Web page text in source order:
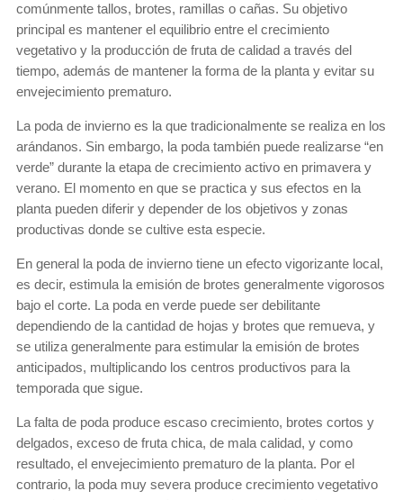
comúnmente tallos, brotes, ramillas o cañas. Su objetivo
principal es mantener el equilibrio entre el crecimiento
vegetativo y la producción de fruta de calidad a través del
tiempo, además de mantener la forma de la planta y evitar su
envejecimiento prematuro.
La poda de invierno es la que tradicionalmente se realiza en los
arándanos. Sin embargo, la poda también puede realizarse “en
verde” durante la etapa de crecimiento activo en primavera y
verano. El momento en que se practica y sus efectos en la
planta pueden diferir y depender de los objetivos y zonas
productivas donde se cultive esta especie.
En general la poda de invierno tiene un efecto vigorizante local,
es decir, estimula la emisión de brotes generalmente vigorosos
bajo el corte. La poda en verde puede ser debilitante
dependiendo de la cantidad de hojas y brotes que remueva, y
se utiliza generalmente para estimular la emisión de brotes
anticipados, multiplicando los centros productivos para la
temporada que sigue.
La falta de poda produce escaso crecimiento, brotes cortos y
delgados, exceso de fruta chica, de mala calidad, y como
resultado, el envejecimiento prematuro de la planta. Por el
contrario, la poda muy severa produce crecimiento vegetativo